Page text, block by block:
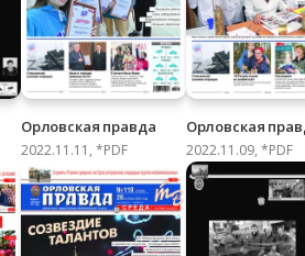
Орловская правда
2022.11.11, *PDF
Орловская
2022.11.09, *PDF